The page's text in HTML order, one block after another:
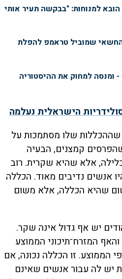
למנוחות: "בבקשה תעיר אותי
שמוביל טראמפ להפלת
ומנסה למחוק את ההיסטוריה
הישראלית נעלמה
שההכללות שלו מסתמכות על
קמצנים, הבעיה
אלא שהיא שקרית. רוב
אנשים נדיבים מאוד. הכללה
שהיא הכללה, אלא משום
יש אף גדול אינה שקר.
המזרח־תיכוני הממוצע
הממוצע. זו הכללה נכונה, אם
יש לה עבור אנשים שאינם